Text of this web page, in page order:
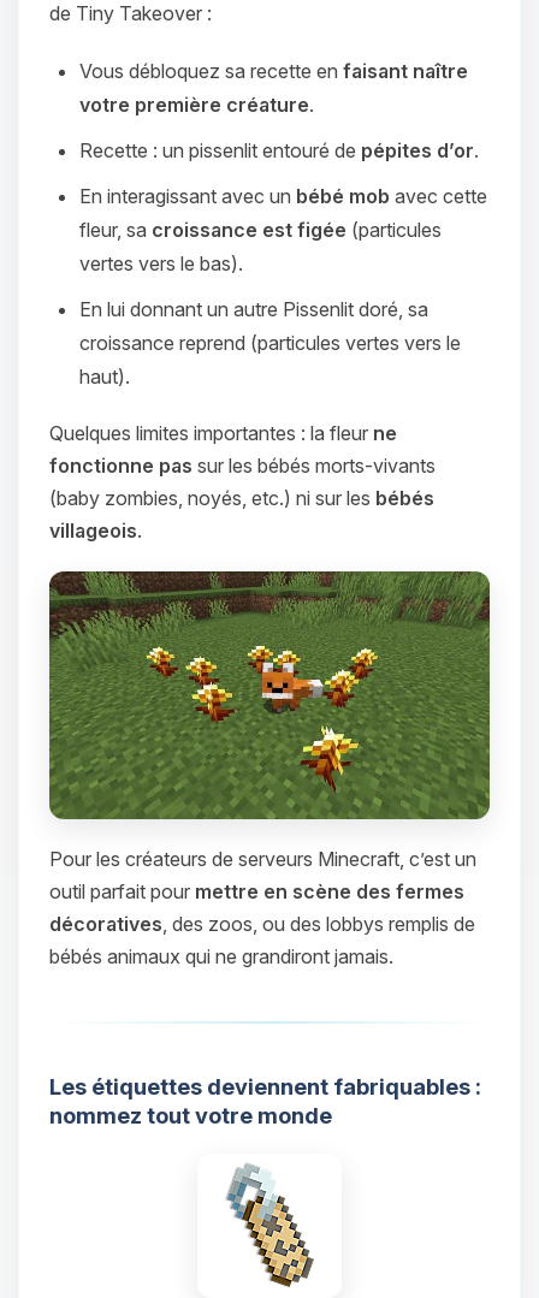
de Tiny Takeover :
Vous débloquez sa recette en faisant naître
votre première créature.
Recette : un pissenlit entouré de pépites d’or.
En interagissant avec un bébé mob avec cette
fleur, sa croissance est figée (particules
vertes vers le bas).
En lui donnant un autre Pissenlit doré, sa
croissance reprend (particules vertes vers le
haut).
Quelques limites importantes : la fleur ne
fonctionne pas sur les bébés morts-vivants
(baby zombies, noyés, etc.) ni sur les bébés
villageois.
Pour les créateurs de serveurs Minecraft, c’est un
outil parfait pour mettre en scène des fermes
décoratives , des zoos, ou des lobbys remplis de
bébés animaux qui ne grandiront jamais.
Les étiquettes deviennent fabriquables :
nommez tout votre monde